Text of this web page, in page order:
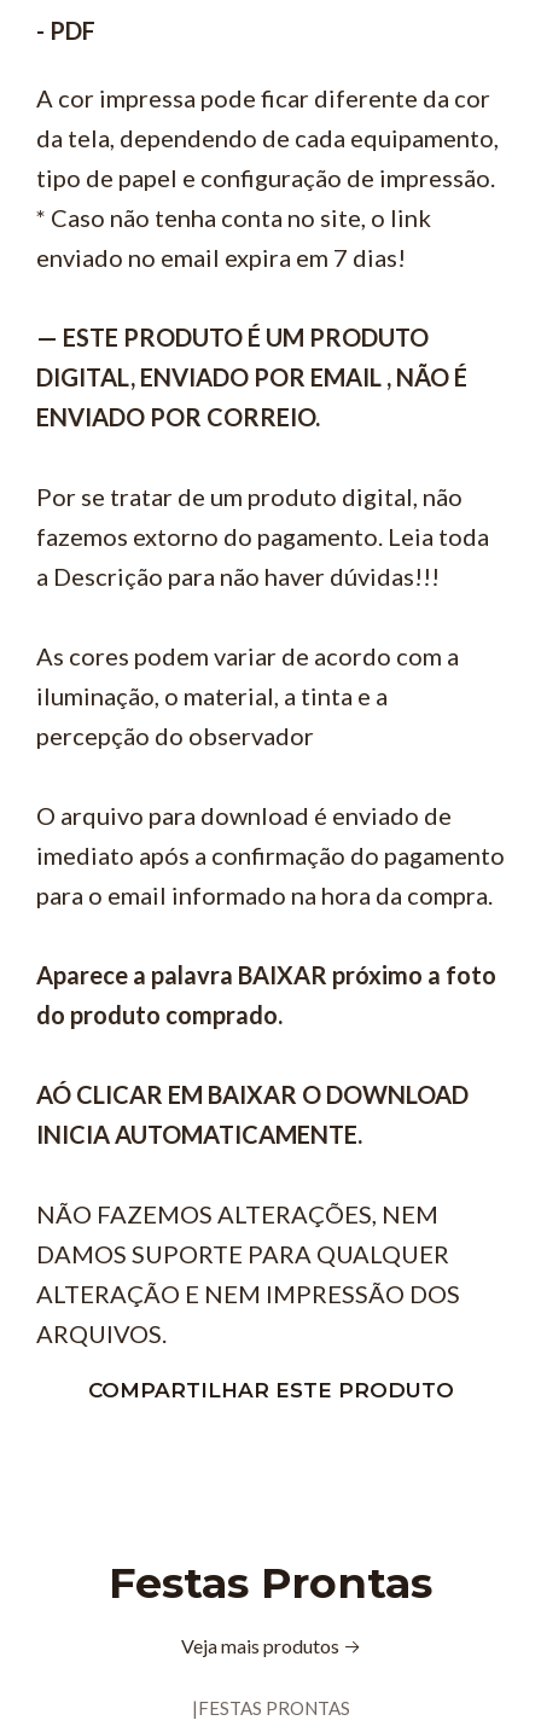
- PDF
A cor impressa pode ficar diferente da cor
da tela, dependendo de cada equipamento,
tipo de papel e configuração de impressão.
* Caso não tenha conta no site, o link
enviado no email expira em 7 dias!
— ESTE PRODUTO É UM PRODUTO
DIGITAL, ENVIADO POR EMAIL , NÃO É
ENVIADO POR CORREIO.
Por se tratar de um produto digital, não
fazemos extorno do pagamento. Leia toda
a Descrição para não haver dúvidas!!!
As cores podem variar de acordo com a
iluminação, o material, a tinta e a
percepção do observador
O arquivo para download é enviado de
imediato após a confirmação do pagamento
para o email informado na hora da compra.
Aparece a palavra BAIXAR próximo a foto
do produto comprado.
AÓ CLICAR EM BAIXAR O DOWNLOAD
INICIA AUTOMATICAMENTE.
NÃO FAZEMOS ALTERAÇÕES, NEM
DAMOS SUPORTE PARA QUALQUER
ALTERAÇÃO E NEM IMPRESSÃO DOS
ARQUIVOS.
COMPARTILHAR ESTE PRODUTO
Festas Prontas
Veja mais produtos
|FESTAS PRONTAS